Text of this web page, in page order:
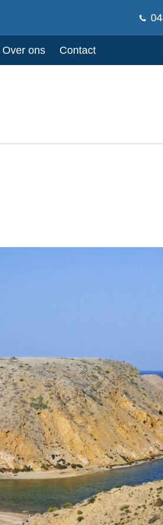
Over ons Contact